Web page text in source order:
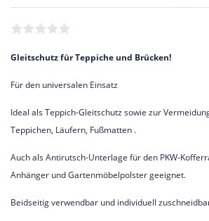
Gleitschutz für Teppiche und Brücken!
Für den universalen Einsatz
Ideal als Teppich-Gleitschutz sowie zur
Teppichen, Läufern, Fußmatten .
Auch als Antirutsch-Unterlage für den PKW-
Anhänger und Gartenmöbelpolster geeignet.
Beidseitig verwendbar und individuell